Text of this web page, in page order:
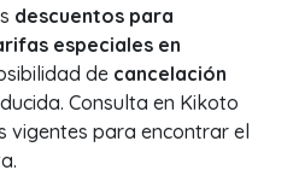
descuentos para
especiales en
de cancelación
Consulta en Kikoto
vigentes para encontrar el